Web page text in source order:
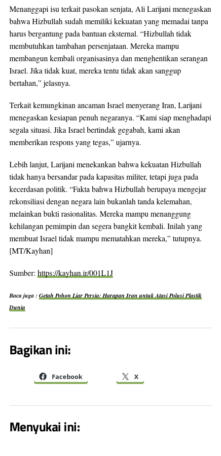
Menanggapi isu terkait pasokan senjata, Ali Larijani menegaskan
bahwa Hizbullah sudah memiliki kekuatan yang memadai tanpa
harus bergantung pada bantuan eksternal. “Hizbullah tidak
membutuhkan tambahan persenjataan. Mereka mampu
membangun kembali organisasinya dan menghentikan serangan
Israel. Jika tidak kuat, mereka tentu tidak akan sanggup
bertahan,” jelasnya.
Terkait kemungkinan ancaman Israel menyerang Iran, Larijani
menegaskan kesiapan penuh negaranya. “Kami siap menghadapi
segala situasi. Jika Israel bertindak gegabah, kami akan
memberikan respons yang tegas,” ujarnya.
Lebih lanjut, Larijani menekankan bahwa kekuatan Hizbullah
tidak hanya bersandar pada kapasitas militer, tetapi juga pada
kecerdasan politik. “Fakta bahwa Hizbullah berupaya mengejar
rekonsiliasi dengan negara lain bukanlah tanda kelemahan,
melainkan bukti rasionalitas. Mereka mampu menanggung
kehilangan pemimpin dan segera bangkit kembali. Inilah yang
membuat Israel tidak mampu mematahkan mereka,” tutupnya.
[MT/Kayhan]
Sumber: https://kayhan.ir/001L1J
Baca juga : Getah Pohon Liar Persia: Harapan Iran untuk Atasi Polusi Plastik
Dunia
Bagikan ini:
Facebook X
Menyukai ini: